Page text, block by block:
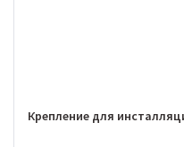
Крепление для